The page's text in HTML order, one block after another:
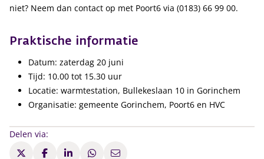
niet? Neem dan contact op met Poort6 via (0183) 66 99 00.
Praktische informatie
Datum: zaterdag 20 juni
Tijd: 10.00 tot 15.30 uur
Locatie: warmtestation, Bullekeslaan 10 in Gorinchem
Organisatie: gemeente Gorinchem, Poort6 en HVC
Delen via: